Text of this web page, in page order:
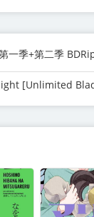
一季+第二季
Blade Works]》第一